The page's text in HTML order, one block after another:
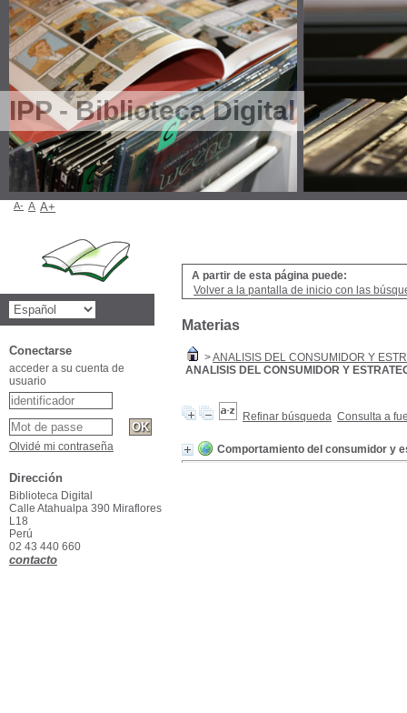
IPP - Biblioteca Digital
A partir de esta página puede:
Volver a la pantalla de inicio con las
Materias
>ANALISIS DEL CONSUMIDOR Y
ANALISIS DEL CONSUMIDOR Y
Refinar búsqueda Consulta a
Comportamiento del consumidor y
A- A A+
Conectarse
acceder a su cuenta de
usuario
Olvidé mi contraseña
Dirección
Biblioteca Digital
Calle Atahualpa 390 Miraflores
L18
Perú
02 43 440 660
contacto